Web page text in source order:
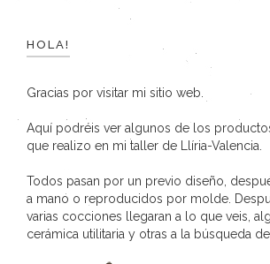
HOLA!
Gracias por visitar mi sitio web.
Aquí podréis ver algunos de los
que realizo en mi taller de Llíria-Valencia.
Todos pasan por un previo diseño,
a mano o reproducidos por molde.
varias cocciones llegaran a lo que veis,
cerámica utilitaria y otras a la búsqueda